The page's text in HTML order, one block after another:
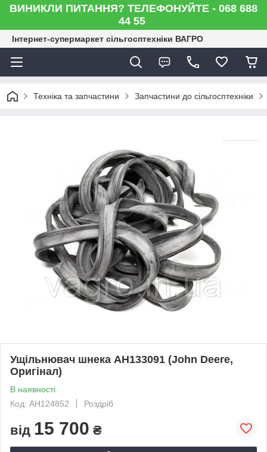
ВИНИКЛИ ПИТАННЯ? ТЕЛЕФОНУЙТЕ - 068 688
44 55
Інтернет-супермаркет сільгосптехніки ВАГРО
Техніка та запчастини Запчастини до сільгосптехніки
Ущільнювач шнека AH133091 (John Deere,
Оригінал)
В наявності
Код: AH124852
Роздріб
від 15 700 ₴